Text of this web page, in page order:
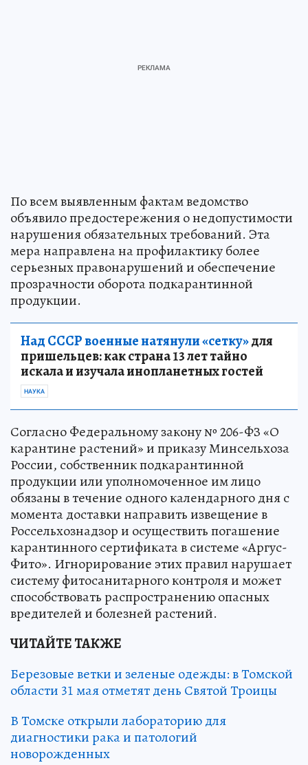
По всем выявленным фактам ведомство
объявило предостережения о недопустимости
нарушения обязательных требований. Эта
мера направлена на профилактику более
серьезных правонарушений и обеспечение
прозрачности оборота подкарантинной
продукции.
Над СССР военные натянули «сетку»для
пришельцев: как страна 13 лет тайно
искала и изучала инопланетных гостей
НАУКА
Согласно Федеральному закону № 206-ФЗ «О
карантине растений» и приказу Минсельхоза
России, собственник подкарантинной
продукции или уполномоченное им лицо
обязаны в течение одного календарного дня с
момента доставки направить извещение в
Россельхознадзор и осуществить погашение
карантинного сертификата в системе «Аргус-
Фито». Игнорирование этих правил нарушает
систему фитосанитарного контроля и может
способствовать распространению опасных
вредителей и болезней растений.
ЧИТАЙТЕ ТАКЖЕ
Березовые ветки и зеленые одежды: в Томской
области 31 мая отметят день Святой Троицы
В Томске открыли лабораторию для
диагностики рака и патологий
новорожденных